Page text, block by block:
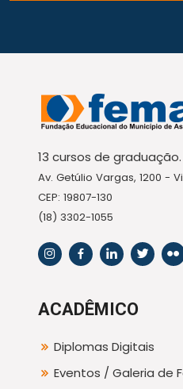
13 cursos de
Av. Getúlio Vargas, 1200 -
CEP: 19807-130
(18) 3302-1055
ACADÊMICO
Diplomas Digitais
Eventos / Galeria de